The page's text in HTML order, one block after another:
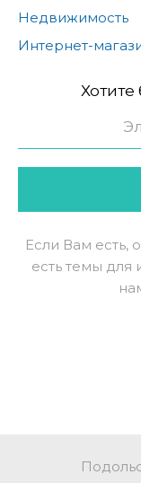
Недвижимость
Интернет-
Хотите
Если Вам есть,
есть темы для